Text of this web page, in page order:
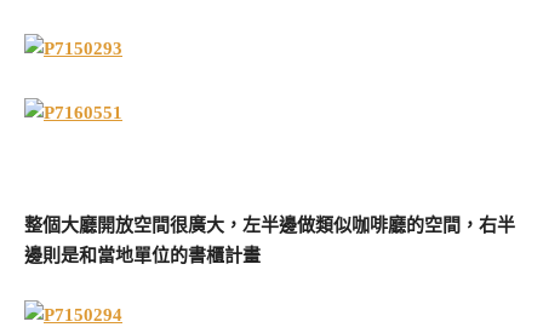
整個大廳開放空間很廣大，左半邊做類似咖啡廳的空間，右半
邊則是和當地單位的書櫃計畫